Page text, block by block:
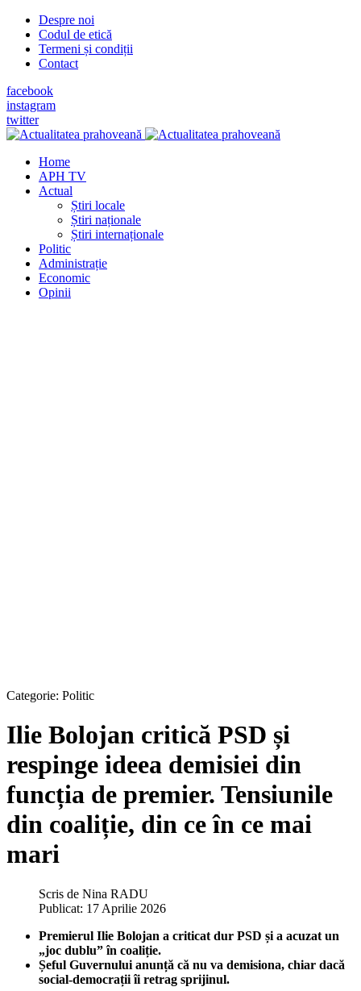
Despre noi
Codul de etică
Termeni și condiții
Contact
facebook
instagram
twitter
Home
APH TV
Actual
Știri locale
Știri naționale
Știri internaționale
Politic
Administrație
Economic
Opinii
Categorie: Politic
Ilie Bolojan critică PSD și
respinge ideea demisiei din
funcția de premier. Tensiunile
din coaliție, din ce în ce mai
mari
Scris de Nina RADU
Publicat: 17 Aprilie 2026
Premierul Ilie Bolojan a criticat dur PSD și a acuzat un
„joc dublu” în coaliție.
Șeful Guvernului anunță că nu va demisiona, chiar dacă
social-democrații îi retrag sprijinul.